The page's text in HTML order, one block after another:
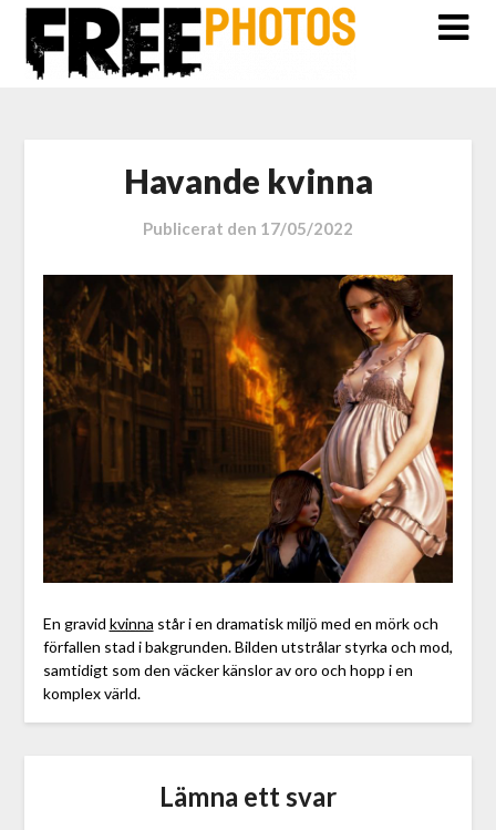
Havande kvinna
Publicerat den 17/05/2022
En gravid kvinna står i en dramatisk miljö med en mörk och
förfallen stad i bakgrunden. Bilden utstrålar styrka och mod,
samtidigt som den väcker känslor av oro och hopp i en
komplex värld.
Lämna ett svar